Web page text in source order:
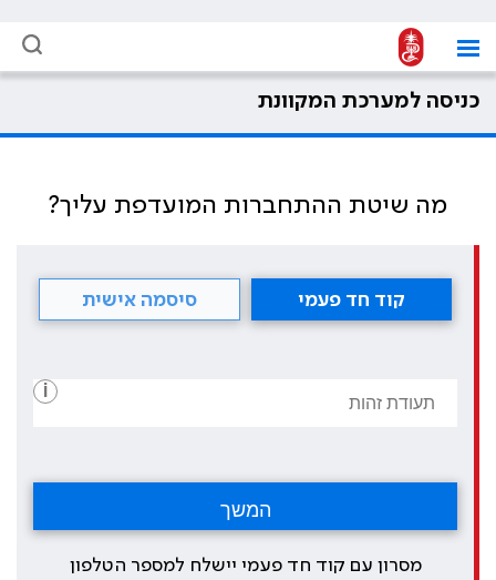
כניסה למערכת המקוונת
מה שיטת ההתחברות המועדפת עליך?
קוד חד פעמי סיסמה אישית
i
מסרון עם קוד חד פעמי יישלח למספר הטלפון